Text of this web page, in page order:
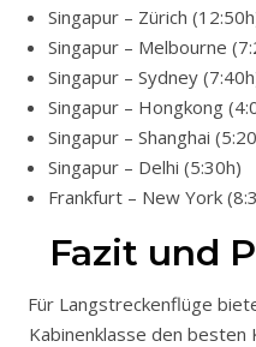
Singapur – Zürich
Singapur – Melbourne
Singapur – Sydney
Singapur – Hongkong
Singapur – Shanghai
Singapur – Delhi (5:30h)
Frankfurt – New York
Fazit und
Für Langstreckenflüge
Kabinenklasse den